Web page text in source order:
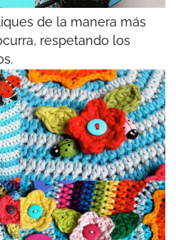
de la manera más
respetando los